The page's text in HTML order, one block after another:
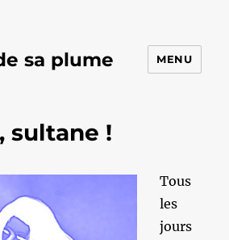
sa plume MENU
sultane !
Tous
les
jours